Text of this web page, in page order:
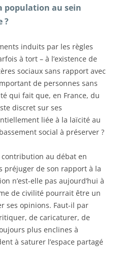
population au sein
?
induits par les règles
à tort – à l’existence de
sociaux sans rapport avec
de personnes sans
qui fait que, en France, du
discret sur ses
liée à la laïcité au
social à préserver ?
au débat en
préjuger de son rapport à la
n’est-elle pas aujourd’hui à
de civilité pourrait être un
ses opinions. Faut-il par
de caricaturer, de
plus enclines à
à saturer l’espace partagé